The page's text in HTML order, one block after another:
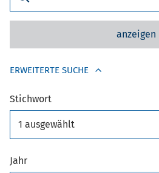
anzeigen
ERWEITERTE SUCHE
Stichwort
1 ausgewählt
Jahr